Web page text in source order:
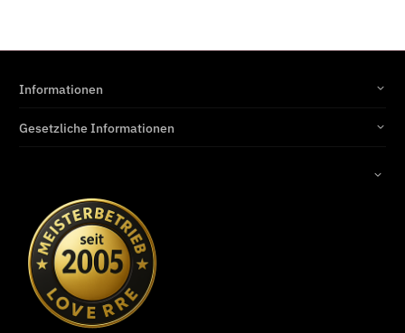
Informationen
Gesetzliche Informationen